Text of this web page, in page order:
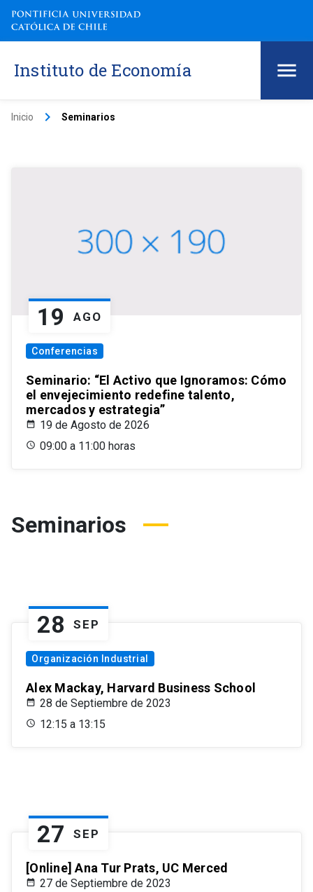
Instituto de Economía
Inicio keyboard_arrow_right Seminarios
19 AGO
Conferencias
Seminario: “El Activo que Ignoramos: Cómo
el envejecimiento redefine talento,
mercados y estrategia”
19 de Agosto de 2026
09:00 a 11:00 horas
Seminarios
28 SEP
Organización Industrial
Alex Mackay, Harvard Business School
28 de Septiembre de 2023
12:15 a 13:15
27 SEP
[Online] Ana Tur Prats, UC Merced
27 de Septiembre de 2023